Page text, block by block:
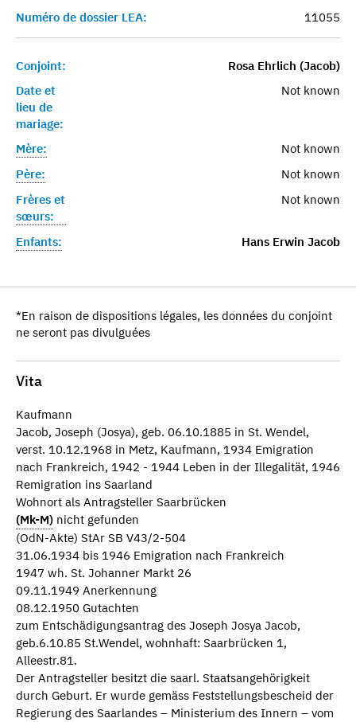
Numéro de dossier LEA:
11055
Conjoint:
Rosa Ehrlich (Jacob)
Date et
lieu de
mariage:
Not known
Mère:
Not known
Père:
Not known
Frères et
sœurs:
Not known
Enfants: Hans Erwin Jacob
*En raison de dispositions légales, les données du conjoint
ne seront pas divulguées
Vita
Kaufmann
Jacob, Joseph (Josya), geb. 06.10.1885 in St. Wendel,
verst. 10.12.1968 in Metz, Kaufmann, 1934 Emigration
nach Frankreich, 1942 - 1944 Leben in der Illegalität, 1946
Remigration ins Saarland
Wohnort als Antragsteller Saarbrücken
(Mk-M) nicht gefunden
(OdN-Akte) StAr SB V43/2-504
31.06.1934 bis 1946 Emigration nach Frankreich
1947 wh. St. Johanner Markt 26
09.11.1949 Anerkennung
08.12.1950 Gutachten
zum Entschädigungsantrag des Joseph Josya Jacob,
geb.6.10.85 St.Wendel, wohnhaft: Saarbrücken 1,
Alleestr.81.
Der Antragsteller besitzt die saarl. Staatsangehörigkeit
durch Geburt. Er wurde gemäss Feststellungsbescheid der
Regierung des Saarlandes – Ministerium des Innern – vom